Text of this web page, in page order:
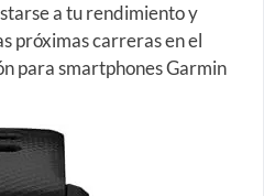
a tu rendimiento y
próximas carreras en el
para smartphones Garmin